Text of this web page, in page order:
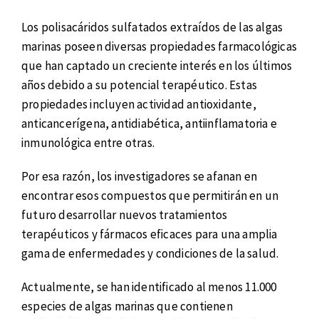
Los polisacáridos sulfatados extraídos de las algas
marinas poseen diversas propiedades farmacológicas
que han captado un creciente interés en los últimos
años debido a su potencial terapéutico. Estas
propiedades incluyen actividad antioxidante,
anticancerígena, antidiabética, antiinflamatoria e
inmunológica entre otras.
Por esa razón, los investigadores se afanan en
encontrar esos compuestos que permitirán en un
futuro desarrollar nuevos tratamientos
terapéuticos y fármacos eficaces para una amplia
gama de enfermedades y condiciones de la salud.
Actualmente, se han identificado al menos 11.000
especies de algas marinas que contienen